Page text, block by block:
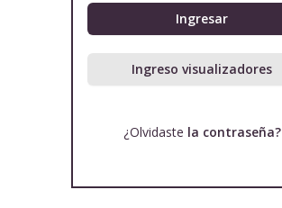
Ingresar
Ingreso visualizadores
¿Olvidaste la contraseña?